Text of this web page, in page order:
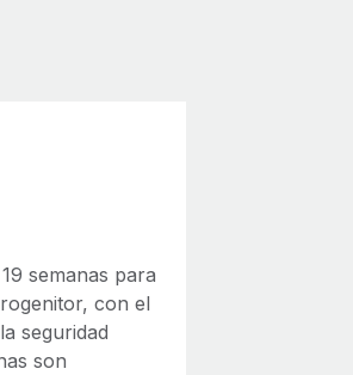
semanas para
con el
seguridad
son